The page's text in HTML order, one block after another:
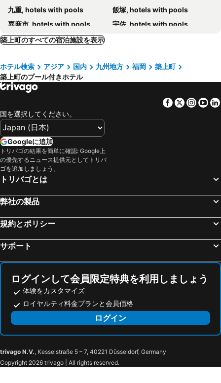
九重, hotels with pools
飯塚, hotels with pools
嘉麻市, hotels with pools
宇佐, hotels with pools
築上町のすべての宿泊施設を表示
ホテル検索 アジア 国内 九州地方 福岡
築上町
築上町のプール付きホテル
Facebook
Twitter
国を選択してください。
Googleに追加
トリバゴの結果を簡単に確認: Google上
の優先するニュース提供元としてトリバ
ゴを追加しましょう。
トリバゴとは
弊社の製品
規約とポリシー
サポート
ログインして会員限定特典を利用しましょう
体験をカスタマイズ
ロイヤルティ料金プランと会員価格
ログイン
trivago N.V., Kesselstraße 5 – 7, 40221 Düsseldorf, Germany
Copyright 2026 trivago | All rights reserved.